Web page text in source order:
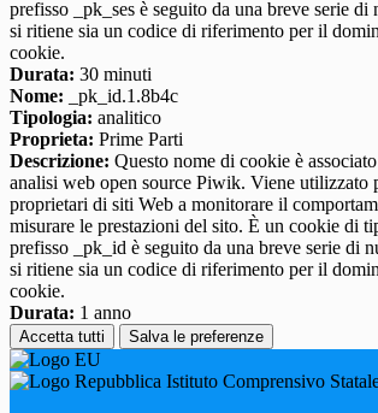
prefisso _pk_ses è seguito da una breve serie di
si ritiene sia un codice di riferimento per il
cookie.
Durata: 30 minuti
Nome: _pk_id.1.8b4c
Tipologia: analitico
Proprieta: Prime Parti
Descrizione: Questo nome di cookie è
analisi web open source Piwik. Viene utilizzato
proprietari di siti Web a monitorare il
misurare le prestazioni del sito. È un cookie di
prefisso _pk_id è seguito da una breve serie di
si ritiene sia un codice di riferimento per il
cookie.
Durata: 1 anno
Accetta tutti Salva le preferenze
Istituto Comprensivo